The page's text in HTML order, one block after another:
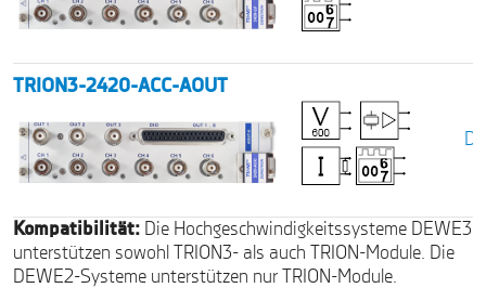
TRION3-2420-ACC-AOUT
Kompatibilität: Die Hochgeschwindigkeitssysteme DEWE3
unterstützen sowohl TRION3- als auch TRION-Module. Die
DEWE2-Systeme unterstützen nur TRION-Module.